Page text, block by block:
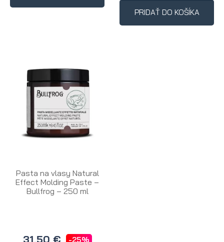
PRIDAŤ DO KOŠÍKA
Pasta na vlasy Natural
Effect Molding Paste –
Bullfrog – 250 ml
31,50 € -25%